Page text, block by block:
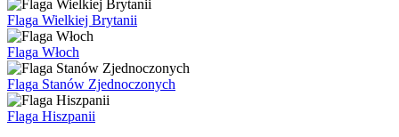
Flaga Wielkiej Brytanii
Flaga Włoch
Flaga Stanów Zjednoczonych
Flaga Hiszpanii